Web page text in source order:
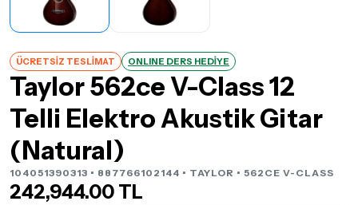
ÜCRETSİZ TESLİMAT ONLINE DERS HEDİYE
Taylor 562ce V-Class 12
Telli Elektro Akustik Gitar
(Natural)
104051390313 • 887766102144 • TAYLOR • 562CE V-CLASS
242,944.00 TL